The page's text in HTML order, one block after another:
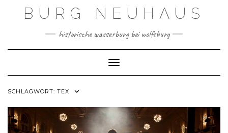
BURG NEUHAUS
historische wasserburg bei wolfsburg
Toggle Navigation
SCHLAGWORT: TEX